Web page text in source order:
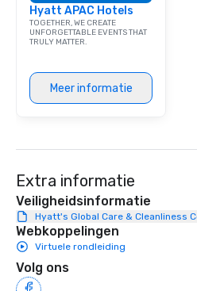
Hyatt APAC Hotels
TOGETHER, WE CREATE
UNFORGETTABLE EVENTS THAT
TRULY MATTER.
Meer informatie
Extra informatie
Veiligheidsinformatie
Hyatt's Global Care & Cleanliness
Webkoppelingen
Virtuele rondleiding
Volg ons